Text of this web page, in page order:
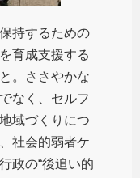
持するための
育成支援する
。ささやかな
なく、セルフ
域づくりにつ
社会的弱者ケ
政の“後追い的